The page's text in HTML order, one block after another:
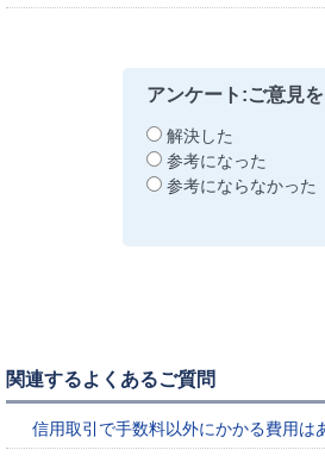
アンケート:ご意見
解決した
参考になった
参考にならなかった
関連するよくあるご質問
信用取引で手数料以外にかかる費用は